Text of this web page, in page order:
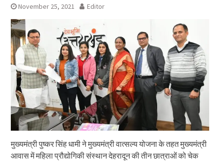
November 25, 2021 Editor
मुख्यमंत्री पुष्कर सिंह धामी ने मुख्यमंत्री वात्सल्य योजना के तहत मुख्यमंत्री
आवास में महिला प्रौद्योगिकी संस्थान देहरादून की तीन छात्राओं को चेक